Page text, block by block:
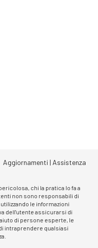
Aggiornamenti | Assistenza
chi la pratica lo fa a
non sono responsabili di
le informazioni
dell'utente assicurarsi di
di persone esperte, le
intraprendere qualsiasi